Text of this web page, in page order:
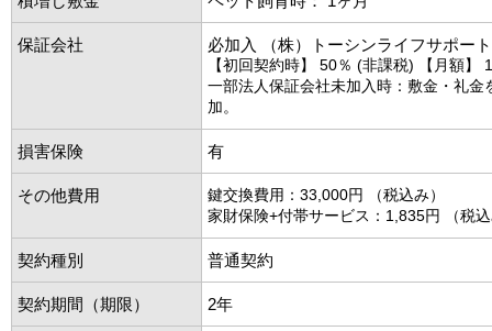
保証会社 必加入 （株）トーシンライフサポート
【初回契約時】 50％ (非課税) 【月額】
一部法人保証会社未加入時：敷金・礼金
加。
損害保険 有
その他費用
鍵交換費用：33,000円 （税込み）
家財保険+付帯サービス：1,835円 （税
契約種別 普通契約
契約期間（期限） 2年